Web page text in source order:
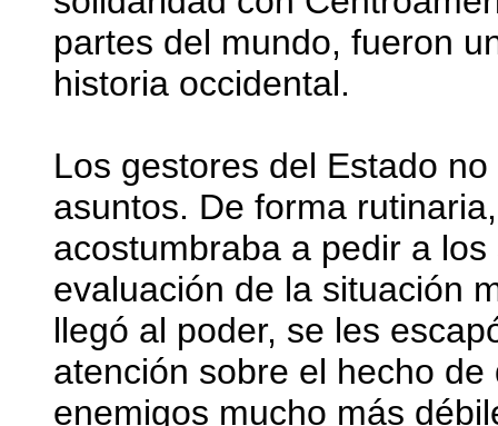
partes del mundo, fueron
historia occidental.
Los gestores del Estado
asuntos. De forma
acostumbraba a pedir a
evaluación de la situación
llegó al poder, se les
atención sobre el hecho
enemigos mucho más